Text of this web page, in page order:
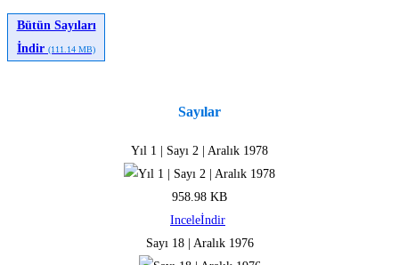
Bütün Sayıları
İndir (111.14 MB)
Sayılar
Yıl 1 | Sayı 2 | Aralık 1978
958.98 KB
Inceleİndir
Sayı 18 | Aralık 1976